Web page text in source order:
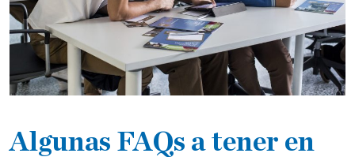
Algunas FAQs a tener en